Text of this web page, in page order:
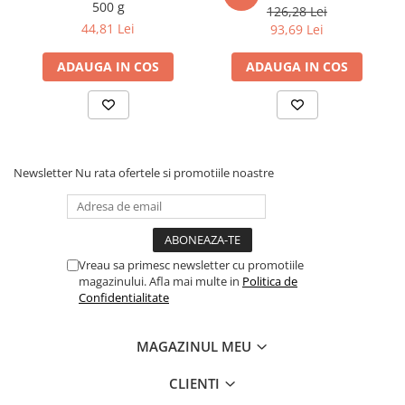
Carti pentru copii
Literatura Romana
Poezie
SF & Fantasy
Carte Prescolara, Joc
Descopera lumea
Descopera si invata
500 g
44,81 Lei
ADAUGA IN COS
126,28 Lei
93,69 Lei
ADAUGA IN COS
Newsletter Nu rata ofertele si promotiile noastre
Vreau sa primesc newsletter cu promotiile
magazinului. Afla mai multe in Politica de
Confidentialitate
MAGAZINUL MEU
CLIENTI